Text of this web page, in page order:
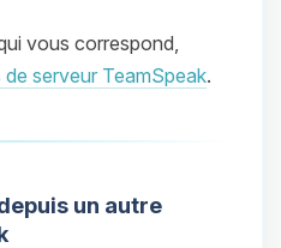
vous correspond,
serveur TeamSpeak.
un autre